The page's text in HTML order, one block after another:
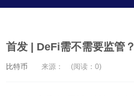
首发 | DeFi需不需要监管？
比特币 来源： (阅读：0)